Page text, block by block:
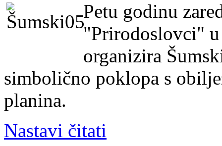
Petu godinu
"Prirodoslovci"
organizira
simbolično poklopa s
planina.
Nastavi čitati